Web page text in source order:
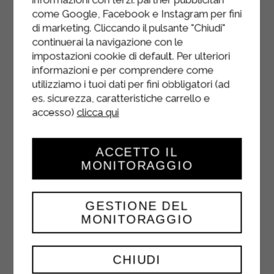
YAOURT NATURE
come Google, Facebook e Instagram per fini
di marketing. Cliccando il pulsante "Chiudi"
continuerai la navigazione con le
impostazioni cookie di default. Per ulteriori
informazioni e per comprendere come
utilizziamo i tuoi dati per fini obbligatori (ad
es. sicurezza, caratteristiche carrello e
accesso) clicca qui
CHIUDI
GESTIONE DEL
MONITORAGGIO
ACCETTO IL
MONITORAGGIO